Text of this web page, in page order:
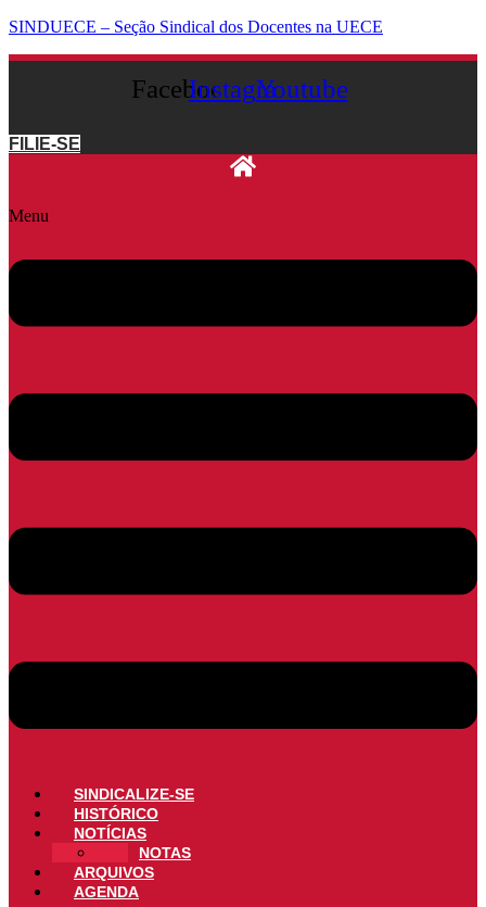
SINDUECE – Seção Sindical dos Docentes na UECE
FacebookInstagramYoutube
FILIE-SE
Menu
SINDICALIZE-SE
HISTÓRICO
NOTÍCIAS
NOTAS
ARQUIVOS
AGENDA